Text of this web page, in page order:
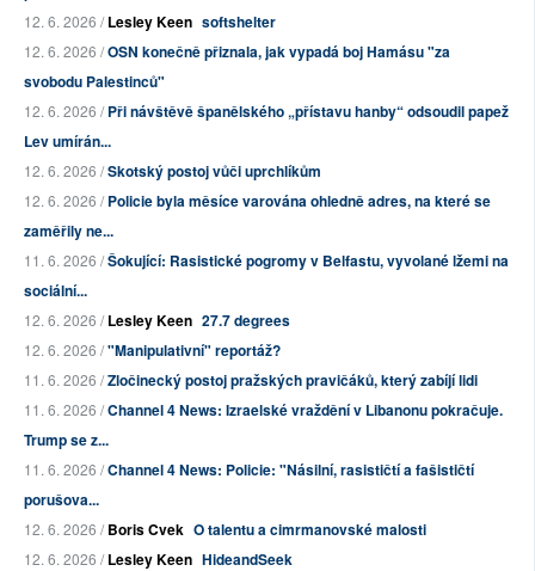
12. 6. 2026 /Lesley Keen softshelter
12. 6. 2026 /OSN konečně přiznala, jak vypadá boj Hamásu "za
svobodu Palestinců"
12. 6. 2026 /Při návštěvě španělského „přístavu hanby“ odsoudil papež
Lev umírán...
12. 6. 2026 /Skotský postoj vůči uprchlíkům
12. 6. 2026 /Policie byla měsíce varována ohledně adres, na které se
zaměřily ne...
11. 6. 2026 /Šokující: Rasistické pogromy v Belfastu, vyvolané lžemi na
sociální...
12. 6. 2026 /Lesley Keen 27.7 degrees
12. 6. 2026 /"Manipulativní" reportáž?
11. 6. 2026 /Zločinecký postoj pražských pravičáků, který zabíjí lidi
11. 6. 2026 /Channel 4 News: Izraelské vraždění v Libanonu pokračuje.
Trump se z...
11. 6. 2026 /Channel 4 News: Policie: "Násilní, rasističtí a fašističtí
porušova...
12. 6. 2026 /Boris Cvek O talentu a cimrmanovské malosti
12. 6. 2026 /Lesley Keen HideandSeek